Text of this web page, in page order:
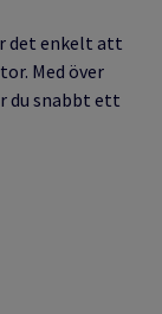
det enkelt att
Med över
du snabbt ett